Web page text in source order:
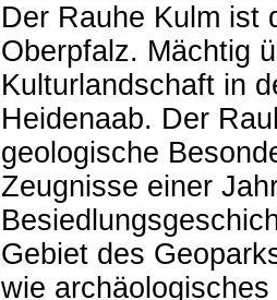
Der Rauhe Kulm ist
Oberpfalz. Mächtig
Kulturlandschaft in
Heidenaab. Der
geologische
Zeugnisse einer
Gebiet des
wie